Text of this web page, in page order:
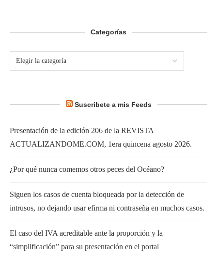
Categorías
Suscribete a mis Feeds
Presentación de la edición 206 de la REVISTA
ACTUALIZANDOME.COM, 1era quincena agosto 2026.
¿Por qué nunca comemos otros peces del Océano?
Siguen los casos de cuenta bloqueada por la detección de
intrusos, no dejando usar efirma ni contraseña en muchos casos.
El caso del IVA acreditable ante la proporción y la
“simplificación” para su presentación en el portal